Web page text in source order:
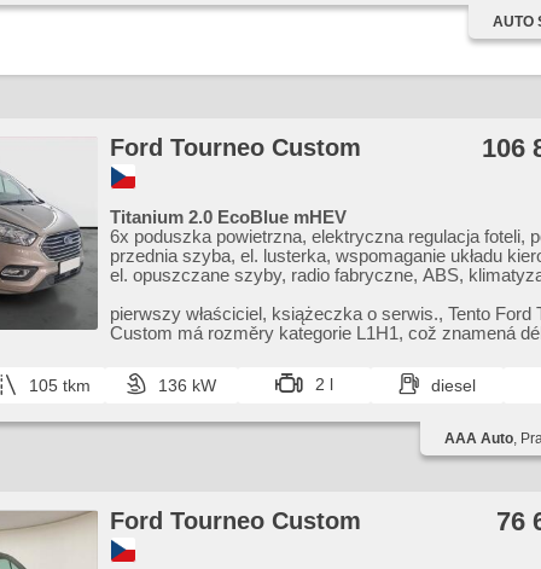
wycieraczka tylna, przyciemniane szyby, zatmavená
wzdłużna regulacja siedzeń, chowane zagłówki, starter
sedadel, boční posuvné dveře, malý kožený paket
przeciwpoślizgowy system kół (ASR), přední pohon,
zadních oknech, czujnik deszczu, czujnik reflektorów,
przyciemniane szyby, termometr zewnętrzny,
AUTO
Ford Tourneo Custom 106
Titanium 2.0 EcoBlue mHEV
6x poduszka powietrzna, elektryczna regulacja foteli,
przednia szyba, el. lusterka, wspomaganie układu
el. opuszczane szyby, radio fabryczne, ABS,
pokładowy, el. składane lusterka, stabilizacja
halogeny, podgrzewane fotele, skórzanna tapicerka,
USB, manualna skrzynia biegów
pierwszy właściciel,​ książeczka o serwis.,​ Tento Ford
Custom má rozměry kategorie L1H1,​ což znamená
105 tkm 136 kW 2 l diesel
AAA Auto,
Ford Tourneo Custom 76